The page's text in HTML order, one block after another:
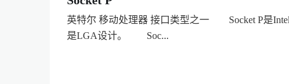
英特尔 移动处理器 接口类型之一 Socket P是
是LGA设计。 Soc...